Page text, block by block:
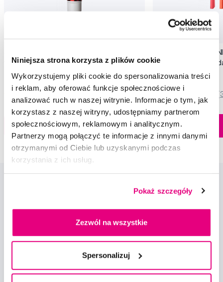
Niniejsza strona korzysta z plików cookie
Wykorzystujemy pliki cookie do spersonalizowania treści
i reklam, aby oferować funkcje społecznościowe i
analizować ruch w naszej witrynie. Informacje o tym, jak
korzystasz z naszej witryny, udostępniamy partnerom
społecznościowym, reklamowym i analitycznym.
Partnerzy mogą połączyć te informacje z innymi danymi
otrzymanymi od Ciebie lub uzyskanymi podczas
korzystania z ich usług.
Pokaż szczegóły
Zezwól na wszystkie
Spersonalizuj
wybielająca, 100 ml
79,90 Zł
5,0
Do koszyka
Dostępny > 5 szt
Natychmiast w
1 sklepie
Promocja
SWISSDENT
zębów Soft (2+1 za
44,90 Zł
Do koszyka
Nowości i oferty
Zapisz się